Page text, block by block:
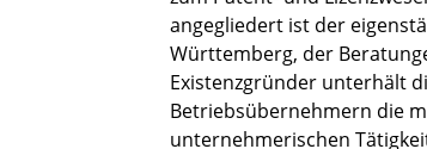
angegliedert ist der
Württemberg, der
Existenzgründer unterhält
Betriebsübernehmern die
unternehmerischen